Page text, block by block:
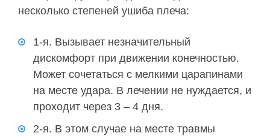
несколько степеней ушиба плеча:
1-я. Вызывает незначительный
дискомфорт при движении конечностью.
Может сочетаться с мелкими царапинами
на месте удара. В лечении не нуждается, и
проходит через 3 – 4 дня.
2-я. В этом случае на месте травмы